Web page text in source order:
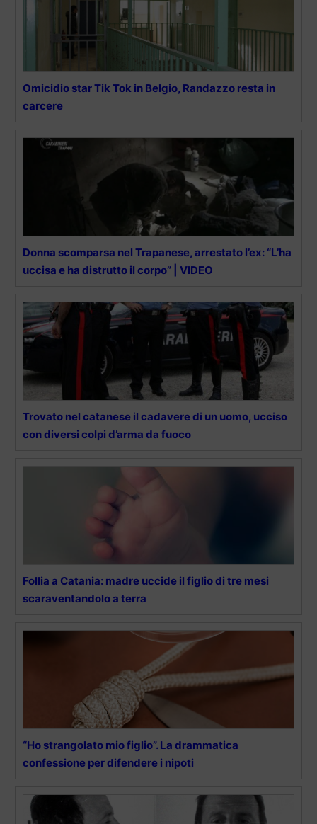
Omicidio star Tik Tok in Belgio, Randazzo resta in
carcere
Donna scomparsa nel Trapanese, arrestato l’ex: “L’ha
uccisa e ha distrutto il corpo” | VIDEO
Trovato nel catanese il cadavere di un uomo, ucciso
con diversi colpi d’arma da fuoco
Follia a Catania: madre uccide il figlio di tre mesi
scaraventandolo a terra
“Ho strangolato mio figlio”. La drammatica
confessione per difendere i nipoti